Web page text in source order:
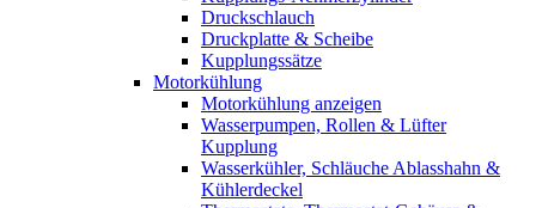
Druckschlauch
Druckplatte & Scheibe
Kupplungssätze
Motorkühlung
Motorkühlung anzeigen
Wasserpumpen, Rollen & Lüfter
Kupplung
Wasserkühler, Schläuche Ablasshahn &
Kühlerdeckel